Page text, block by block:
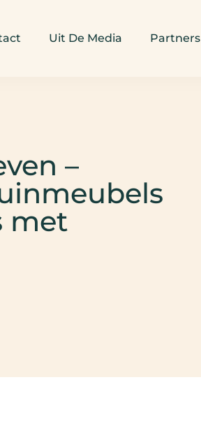
Uit De Media Partners
–
met